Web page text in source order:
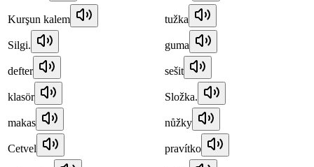
Kurşun kalem tužka
Silgi. guma
defter sešit
klasör Složka.
makas nůžky
Cetvel pravítko